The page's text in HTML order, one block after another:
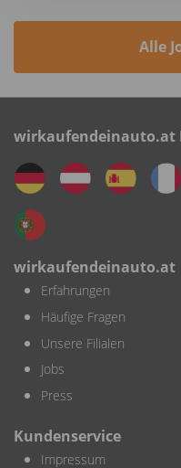
Alle
wirkaufendeinauto.at
wirkaufendeinauto.at
Erfahrungen
Häufige Fragen
Unsere Filialen
Jobs
Press
Kundenservice
Impressum